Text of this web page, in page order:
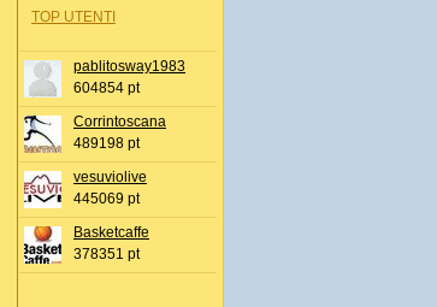
TOP UTENTI
pablitosway1983
604854 pt
Corrintoscana
489198 pt
vesuviolive
445069 pt
Basketcaffe
378351 pt